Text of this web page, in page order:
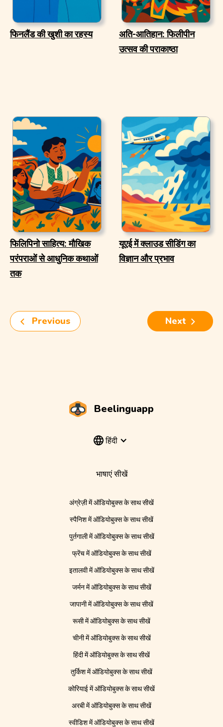
फिनलैंड की खुशी का रहस्य
अति-आतिहान: फिलीपीन
उत्सव की पराकाष्ठा
फिलिपिनो साहित्य: मौखिक
परंपराओं से आधुनिक कथाओं
तक
यूएई में क्लाउड सीडिंग का
विज्ञान और प्रभाव
Next
Previous
Beelinguapp
हिंदी
भाषाएं सीखें
अंग्रेज़ी में ऑडियोबुक्स के साथ सीखें
स्पैनिश में ऑडियोबुक्स के साथ सीखें
पुर्तगाली में ऑडियोबुक्स के साथ सीखें
फ्रेंच में ऑडियोबुक्स के साथ सीखें
इतालवी में ऑडियोबुक्स के साथ सीखें
जर्मन में ऑडियोबुक्स के साथ सीखें
जापानी में ऑडियोबुक्स के साथ सीखें
रूसी में ऑडियोबुक्स के साथ सीखें
चीनी में ऑडियोबुक्स के साथ सीखें
हिंदी में ऑडियोबुक्स के साथ सीखें
तुर्किश में ऑडियोबुक्स के साथ सीखें
कोरियाई में ऑडियोबुक्स के साथ सीखें
अरबी में ऑडियोबुक्स के साथ सीखें
स्वीडिश में ऑडियोबुक्स के साथ सीखें